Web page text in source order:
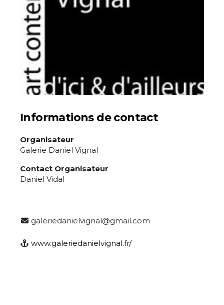
Informations de contact
Organisateur
Galerie Daniel Vignal
Contact Organisateur
Daniel Vidal
galeriedanielvignal@gmail.com
www.galeriedanielvignal.fr/